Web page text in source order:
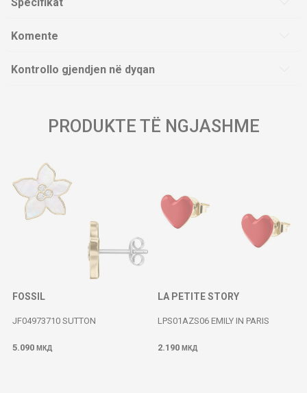
Komente
Kontrollo gjendjen në dyqan
PRODUKTE TË NGJASHME
FOSSIL
JF04973710 SUTTON
5.090 МКД
LA PETITE STORY
LPS01AZS06 EMILY IN PARIS
2.190 МКД